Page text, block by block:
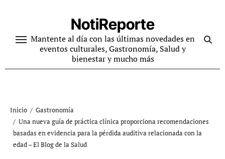
contenido
NotiReporte
Mantente al día con las últimas novedades en
eventos culturales, Gastronomía, Salud y
bienestar y mucho más
Inicio
Gastronomía
Una nueva guía de práctica clínica proporciona recomendaciones
basadas en evidencia para la pérdida auditiva relacionada con la
edad – El Blog de la Salud